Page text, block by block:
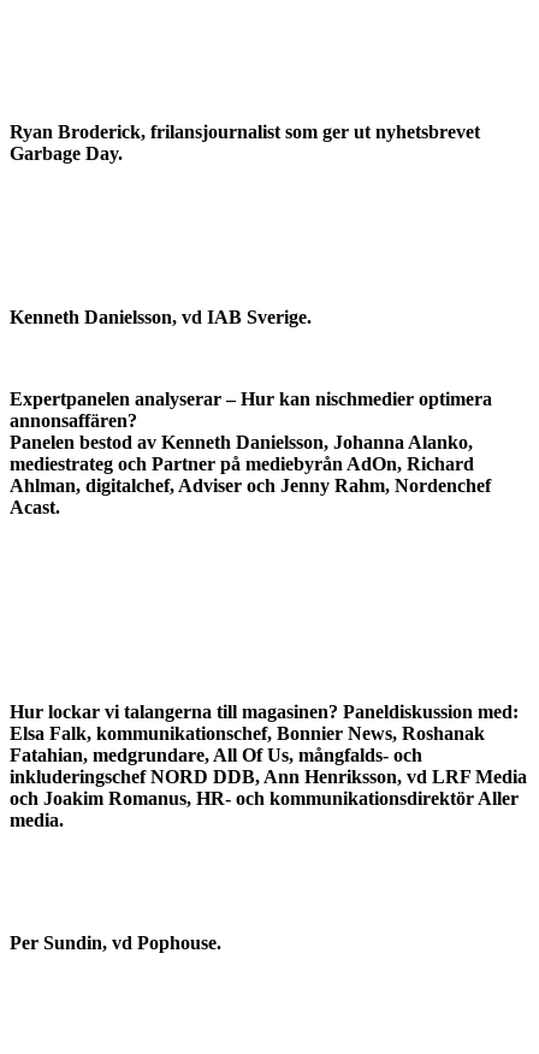
Ryan Broderick, frilansjournalist som ger ut nyhetsbrevet
Garbage Day.
Kenneth Danielsson, vd IAB Sverige.
Expertpanelen analyserar –Hur kan nischmedier optimera
annonsaffären?
Panelen bestod av Kenneth Danielsson, Johanna Alanko,
mediestrateg och Partner på mediebyrån AdOn, Richard
Ahlman, digitalchef, Adviser och Jenny Rahm, Nordenchef
Acast.
Hur lockar vi talangerna till magasinen? Paneldiskussion med:
Elsa Falk, kommunikationschef, Bonnier News, Roshanak
Fatahian, medgrundare, All Of Us, mångfalds- och
inkluderingschef NORD DDB, Ann Henriksson, vd LRF Media
och Joakim Romanus, HR- och kommunikationsdirektör Aller
media.
Per Sundin, vd Pophouse.